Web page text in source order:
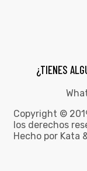
¿TIENES
Copyright ©
los derechos
Hecho por Kata